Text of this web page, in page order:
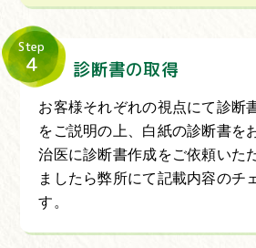
Step
4 診断書の取得
お客様それぞれの視点にて診断
をご説明の上、白紙の診断書を
治医に診断書作成をご依頼いた
ましたら弊所にて記載内容のチ
す。